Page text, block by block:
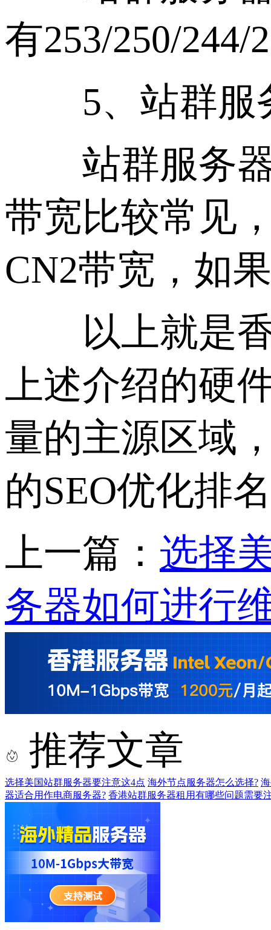
有253/250/
5、站群服
站群服务器
带宽比较常见
CN2带宽，如
以上就是香
上述介绍的硬
量的主源区域
的SEO优化排
上一篇： 选择
务器如何进行
推荐文章
选择美国站群服务器要注意这4点 海外节点服务器怎么选择?
器适合用作电商服务器? 香港站群服务器租用有哪些问题需要